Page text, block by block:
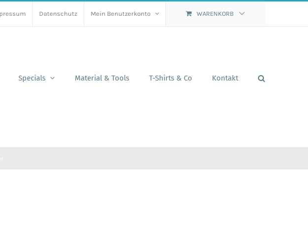
Datenschutz Mein Benutzerkonto WARENKORB
Specials Material & Tools T-Shirts & Co Kontakt